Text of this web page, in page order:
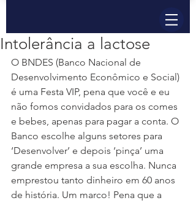
Intolerância a lactose
O BNDES (Banco Nacional de
Desenvolvimento Econômico e Social)
é uma Festa VIP, pena que você e eu
não fomos convidados para os comes
e bebes, apenas para pagar a conta. O
Banco escolhe alguns setores para
‘Desenvolver’ e depois ‘pinça’ uma
grande empresa a sua escolha. Nunca
emprestou tanto dinheiro em 60 anos
de história. Um marco! Pena que a